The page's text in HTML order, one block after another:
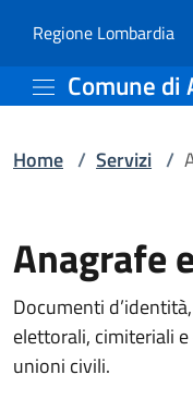
Servizi |
Regione Lombardia
Comune di
Home / Servizi /
Anagrafe
Documenti
elettorali, cimiteriali
unioni civili.